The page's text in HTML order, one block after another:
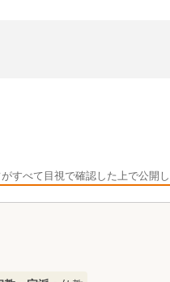
すべて目視で確認した上で公開